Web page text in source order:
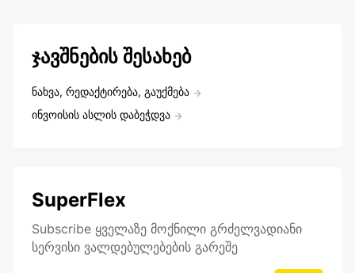
ჯავშნების შესახებ
ნახვა, რედაქტირება, გაუქმება
ინვოისის ასლის დაბეჭდვა
SuperFlex
Subscribe ყველაზე მოქნილი გრძელვადიანი
სერვისი ვალდებულებების გარეშე